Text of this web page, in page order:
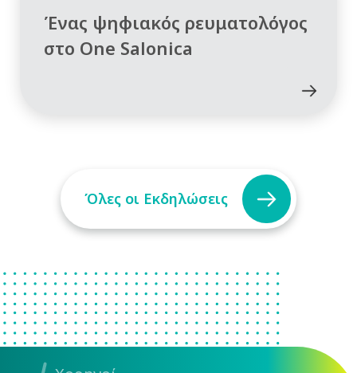
Ένας ψηφιακός ρευματολόγος
στο One Salonica
Όλες οι Εκδηλώσεις